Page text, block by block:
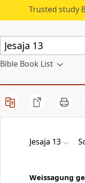
Trusted study
Bible Book List
Jesaja 13
Weissagung